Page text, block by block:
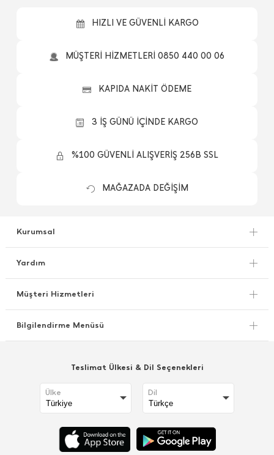
HIZLI VE GÜVENLİ KARGO
MÜŞTERİ HİZMETLERİ 0850 440 00 06
KAPIDA NAKİT ÖDEME
3 İŞ GÜNÜ İÇİNDE KARGO
%100 GÜVENLİ ALIŞVERİŞ 256B SSL
MAĞAZADA DEĞİŞİM
Kurumsal
Yardım
Müşteri Hizmetleri
Bilgilendirme Menüsü
Teslimat Ülkesi & Dil Seçenekleri
Ülke Dil